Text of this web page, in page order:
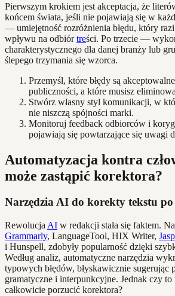
Pierwszym krokiem jest akceptacja, że
końcem świata, jeśli nie pojawiają się w
— umiejętność rozróżnienia błędu, który
wpływu na odbiórtreści. Po trzecie —
charakterystycznego dla danej branży lub
ślepego trzymania się wzorca.
Przemyśl, które błędy są
publiczności, a które musisz
Stwórz własny styl komunikacji, w
nie niszczą spójności marki.
Monitoruj feedback odbiorców i
pojawiają się powtarzające się uwagi
Automatyzacja kontra
może zastąpić korektora?
Narzędzia AI do korekty tekstu
Rewolucja AI w redakcji stała się faktem.
Grammarly, LanguageTool, HIX Writer,
i Hunspell, zdobyły popularność dzięki
Według analiz, automatyczne narzędzia
typowych błędów, błyskawicznie sugerując
gramatyczne i interpunkcyjne. Jednak czy
całkowicie porzucić korektora?